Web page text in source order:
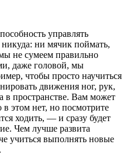
управлять
ни мячик поймать,
не сумеем правильно
даже головой, мы
чтобы просто научиться
движения ног, рук,
в пространстве. Вам может
в этом нет, но посмотрите
ходить, — и сразу будет
Чем лучше развита
учиться выполнять новые